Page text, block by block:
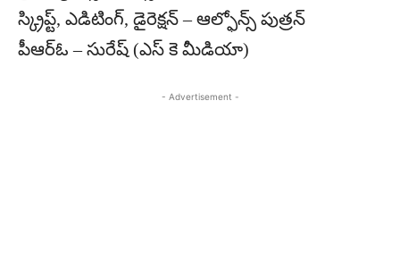
స్క్రిప్ట్, ఎడిటింగ్, డైరెక్షన్ – ఆల్ఫోన్స్ పుత్రన్
పీఆర్ఓ – సురేష్ (ఎస్ కె మీడియా)
- Advertisement -